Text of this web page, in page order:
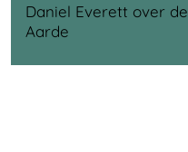
Daniel Everett over
Aarde